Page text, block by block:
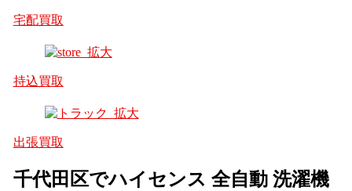
宅配買取
持込買取
出張買取
千代田区でハイセンス 全自動 洗濯機